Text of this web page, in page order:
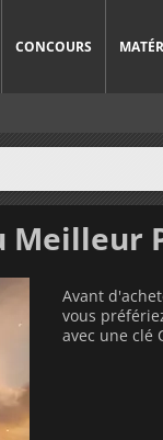
CONCOURS
Meilleur
Avant
vous
avec une clé